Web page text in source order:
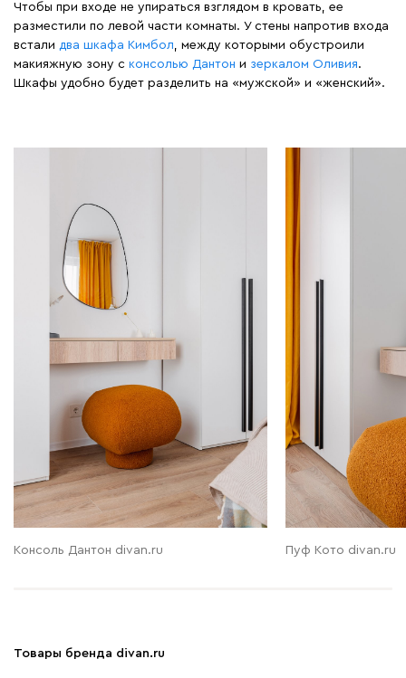
Чтобы при входе не упираться взглядом в кровать, ее
разместили по левой части комнаты. У стены напротив входа
встали два шкафа Кимбол, между которыми обустроили
макияжную зону с консолью Дантон и зеркалом Оливия.
Шкафы удобно будет разделить на «мужской» и «женский».
Консоль Дантон divan.ru Пуф Кото divan.ru
Товары бренда divan.ru